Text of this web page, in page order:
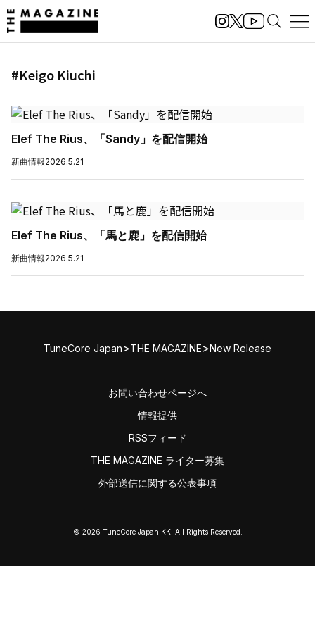
#Keigo Kiuchi
Elef The Rius、「Sandy」を配信開始
新曲情報2026.5.21
Elef The Rius、「馬と鹿」を配信開始
新曲情報2026.5.21
TuneCore Japan>THE MAGAZINE>New Release
お問い合わせページへ
情報提供
RSSフィード
THE MAGAZINE ライター募集
外部送信に関する公表事項
© 2026 TuneCore Japan KK. All Rights Reserved.